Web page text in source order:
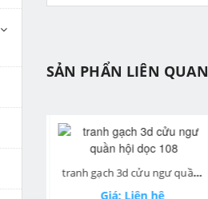
SẢN PHẨN LIÊN QUAN
tranh gạch 3d cửu ngư quần hội dọc 108
Giá: Liên hệ
prev